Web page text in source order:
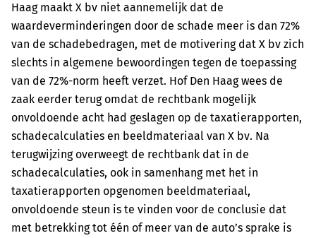
Haag maakt X bv niet aannemelijk dat de
waardeverminderingen door de schade meer is dan 72%
van de schadebedragen, met de motivering dat X bv zich
slechts in algemene bewoordingen tegen de toepassing
van de 72%-norm heeft verzet. Hof Den Haag wees de
zaak eerder terug omdat de rechtbank mogelijk
onvoldoende acht had geslagen op de taxatierapporten,
schadecalculaties en beeldmateriaal van X bv. Na
terugwijzing overweegt de rechtbank dat in de
schadecalculaties, ook in samenhang met het in
taxatierapporten opgenomen beeldmateriaal,
onvoldoende steun is te vinden voor de conclusie dat
met betrekking tot één of meer van de auto’s sprake is